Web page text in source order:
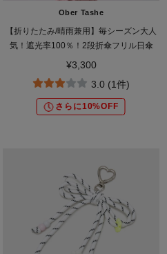
Ober Tashe
【折りたたみ/晴雨兼用】毎シーズン大人
気！遮光率100％！2段折傘フリル日傘
¥3,300
3.0 (1件)
さらに10%OFF